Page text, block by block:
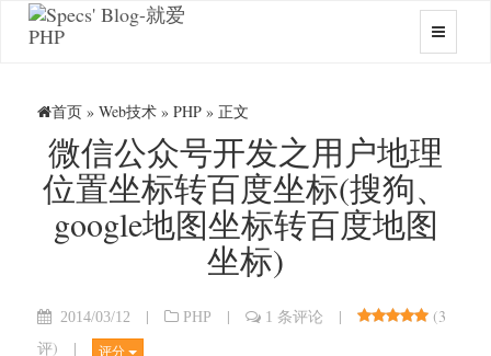
首页 » Web技术 » PHP » 正文
微信公众号开发之用户地理
位置坐标转百度坐标(搜狗、
google地图坐标转百度地图
坐标)
2014/03/12 | PHP | 1 条评论 | (3
评) | 评分